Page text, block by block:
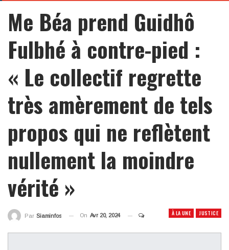
Me Béa prend Guidhô
Fulbhé à contre-pied :
« Le collectif regrette
très amèrement de tels
propos qui ne reflètent
nullement la moindre
vérité »
À LA UNE JUSTICE
Par Siaminfos On Avr 20, 2024